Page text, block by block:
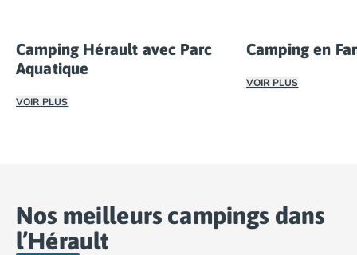
Camping Hérault avec Parc
Aquatique
VOIR PLUS
Camping en
VOIR PLUS
Nos meilleurs campings dans
l’Hérault